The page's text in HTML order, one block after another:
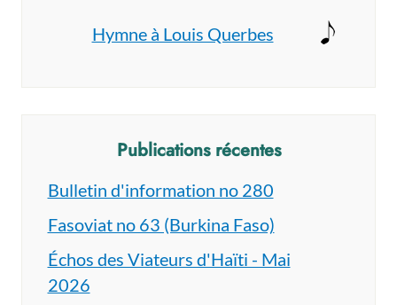
Hymne à Louis Querbes
Publications récentes
Bulletin d'information no 280
Fasoviat no 63 (Burkina Faso)
Échos des Viateurs d'Haïti - Mai
2026